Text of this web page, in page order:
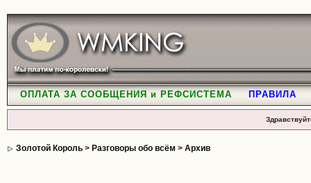
ОПЛАТА ЗА СООБЩЕНИЯ и РЕФСИСТЕМА ПРАВИЛА
Золотой Король> Разговоры обо всём > Архив